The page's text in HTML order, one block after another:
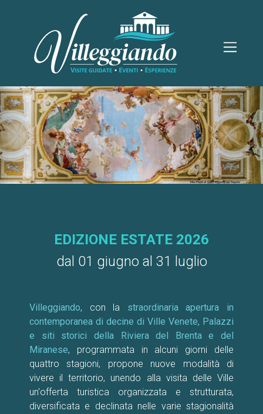
EDIZIONE ESTATE 2026
dal 01 giugno al 31 luglio
Villeggiando, con la straordinaria apertura in
contemporanea di decine di Ville Venete, Palazzi
e siti storici della Riviera del Brenta e del
Miranese, programmata in alcuni giorni delle
quattro stagioni, propone nuove modalità di
vivere il territorio, unendo alla visita delle Ville
un'offerta turistica organizzata e strutturata,
diversificata e declinata nelle varie stagionalità